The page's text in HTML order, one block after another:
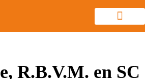
R.B.V.M. en SC